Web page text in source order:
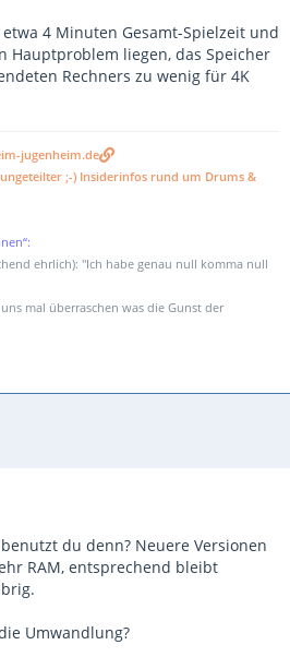
4 Minuten Gesamt-Spielzeit und
Hauptproblem liegen, das Speicher
Rechners zu wenig für 4K
jugenheim.de
;-) Insiderinfos rund um Drums &
ehrlich): "Ich habe genau null komma null
mal überraschen was die Gunst der
du denn? Neuere Versionen
RAM, entsprechend bleibt
Umwandlung?